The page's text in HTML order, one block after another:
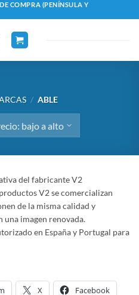
COMPRA (PENÍNSULA Y
/ ABLE
del fabricante V2
V2 se comercializan
de la misma calidad y
una imagen renovada.
en España y Portugal para
X Facebook